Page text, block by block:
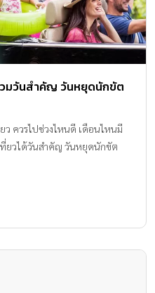
มวันสำคัญ วันหยุดนักขัต
ควรไปช่วงไหนดี เดือนไหนมี
ยวได้วันสำคัญ วันหยุดนักขัต